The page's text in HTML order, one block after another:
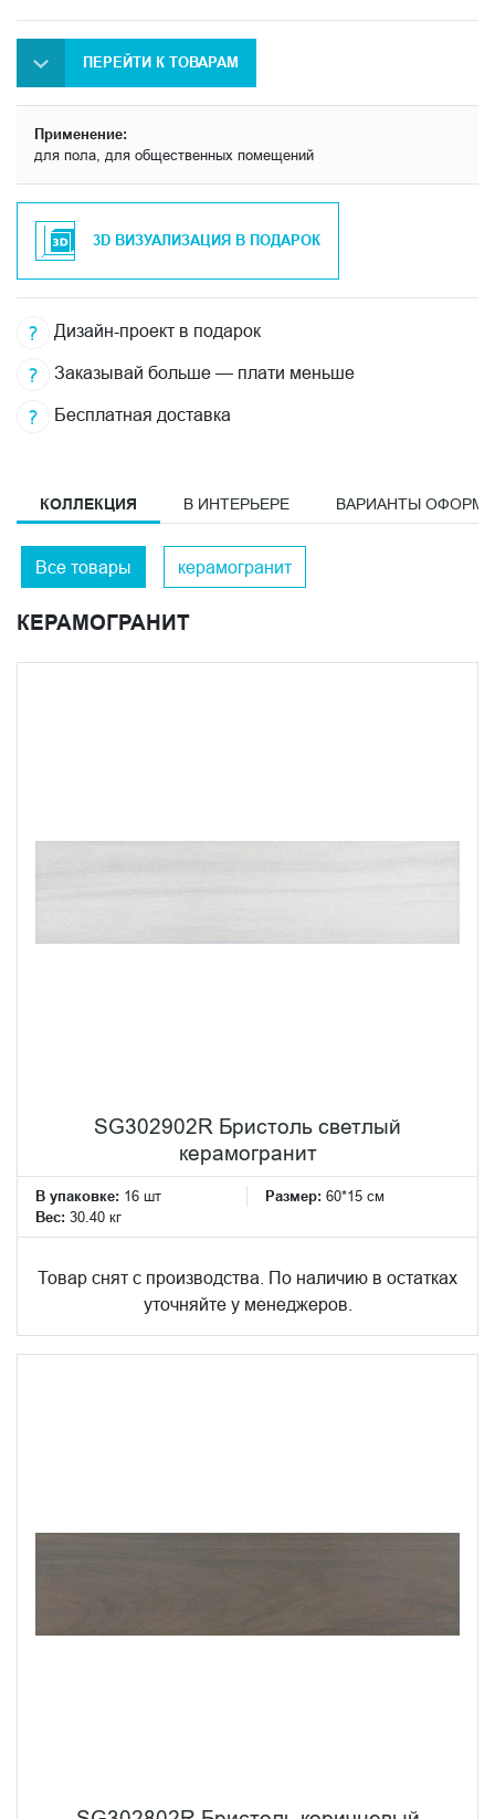
ПЕРЕЙТИ К ТОВАРАМ
Применение:
для пола, для общественных помещений
3D ВИЗУАЛИЗАЦИЯ В ПОДАРОК
Дизайн-проект в подарок
Заказывай больше — плати меньше
Бесплатная доставка
КОЛЛЕКЦИЯ В ИНТЕРЬЕРЕ ВАРИАНТЫ
Все товары керамогранит
КЕРАМОГРАНИТ
SG302902R Бристоль светлый
керамогранит
В упаковке: 16 шт Размер: 60*15 см
Вес: 30.40 кг
Товар снят с производства. По наличию в остатках
уточняйте у менеджеров.